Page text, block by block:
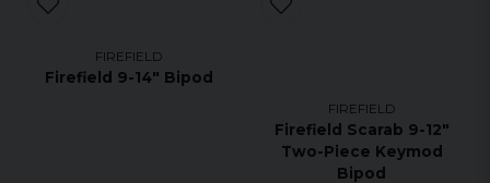
FIREFIELD
Firefield 9-14" Bipod
FIREFIELD
Firefield Scarab 9-12"
Two-Piece Keymod
Bipod